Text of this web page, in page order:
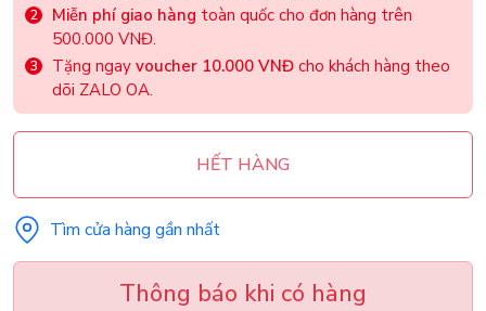
Miễn phí giao hàng toàn quốc cho đơn hàng trên
500.000 VNĐ.
Tặng ngay voucher 10.000 VNĐ cho khách hàng theo
dõi ZALO OA.
HẾT HÀNG
Tìm cửa hàng gần nhất
Thông báo khi có hàng